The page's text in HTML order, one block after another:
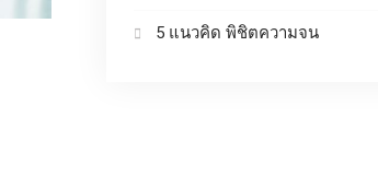
5 แนวคิด พิชิตความจน